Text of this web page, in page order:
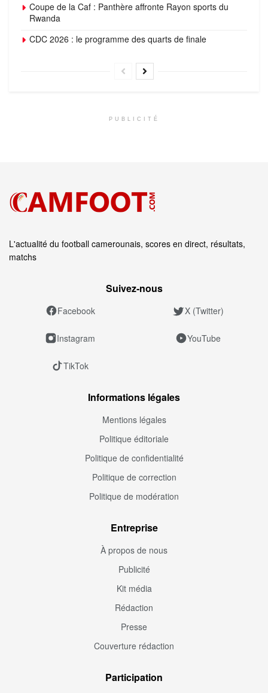
Coupe de la Caf : Panthère affronte Rayon sports du
Rwanda
CDC 2026 : le programme des quarts de finale
PUBLICITÉ
L'actualité du football camerounais, scores en direct, résultats,
matchs
Suivez‑nous
Facebook X (Twitter)
Instagram YouTube
TikTok
Informations légales
Mentions légales
Politique éditoriale
Politique de confidentialité
Politique de correction
Politique de modération
Entreprise
À propos de nous
Publicité
Kit média
Rédaction
Presse
Couverture rédaction
Participation